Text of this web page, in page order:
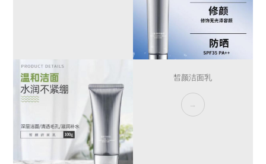
皙颜洁面乳
→